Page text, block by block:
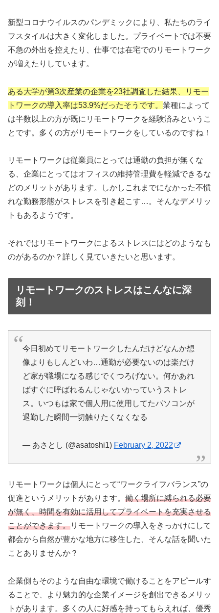
新型コロナウイルスのパンデミックにより、私たちのライ
フスタイルは大きく変化しました。プライベートでは不要
不急の外出を控えたり、仕事では在宅でのリモートワーク
が増えたりしています。
ある大学が第3次産業の企業を23社調査した結果、リモー
トワークの導入率は53.9%だったそうです。 業種によって
は半数以上の方が既にリモートワークを経験済みというこ
とです。多くの方がリモートワークをしているのですね！
リモートワークは従業員にとっては通勤の負担が無くな
る、企業にとってはオフィスの維持管理費を軽減できるな
どのメリットがあります。しかしこれまでになかった不慣
れな勤務形態がストレスを引き起こす…。そんなデメリッ
トもあるようです。
それではリモートワークによるストレスにはどのようなも
のがあるのか？詳しく見ていきたいと思います。
リモートワークのストレスはこんなに深
刻！
今日初めてリモートワークしたんだけどなんか想
像よりもしんどいわ…通勤が必要ないのは楽だけ
ど家が職場になる感じでくつろげない。何かあれ
ばすぐに呼ばれるんじゃないかっていうストレ
ス。いつもは家で個人用に使用してたパソコンが
退勤した瞬間一切触りたくなくなる
— あさとし (@asatoshi1) February 2, 2022
リモートワークは個人にとって“ワークライフバランス”の
促進というメリットがあります。 働く場所に縛られる必要
が無く、時間を有効に活用してプライベートを充実させる
ことができます。リモートワークの導入をきっかけにして
都会から自然が豊かな地方に移住した、そんな話を聞いた
ことありませんか？
企業側もそのような自由な環境で働けることをアピールす
ることで、より魅力的な企業イメージを創出できるメリッ
トがあります。多くの人に好感を持ってもらえれば、優秀